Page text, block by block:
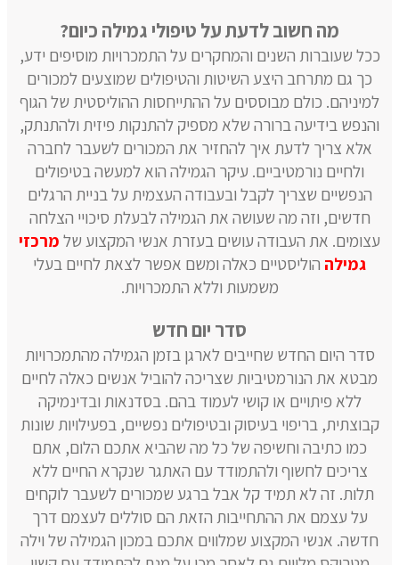
מה חשוב לדעת על טיפולי גמילה כיום?
ככל שעוברות השנים והמחקרים על התמכרויות מוסיפים ידע,
כך גם מתרחב היצע השיטות והטיפולים שמוצעים למכורים
למיניהם. כולם מבוססים על ההתייחסות ההוליסטית של הגוף
והנפש בידיעה ברורה שלא מספיק להתנקות פיזית ולהתנתק,
אלא צריך לדעת איך להחזיר את המכורים לשעבר לחברה
ולחיים נורמטיביים. עיקר הגמילה הוא למעשה בטיפולים
הנפשיים שצריך לקבל ובעבודה העצמית על בניית הרגלים
חדשים, וזה מה שעושה את הגמילה לבעלת סיכויי הצלחה
עצומים. את העבודה עושים בעזרת אנשי המקצוע של מרכזי
גמילה הוליסטיים כאלה ומשם אפשר לצאת לחיים בעלי
משמעות וללא התמכרויות.
סדר יום חדש
סדר היום החדש שחייבים לארגן בזמן הגמילה מהתמכרויות
מבטא את הנורמטיביות שצריכה להוביל אנשים כאלה לחיים
ללא פיתויים או קושי לעמוד בהם. בסדנאות ובדינמיקה
קבוצתית, בריפוי בעיסוק ובטיפולים נפשיים, בפעילויות שונות
כמו כתיבה וחשיפה של כל מה שהביא אתכם הלום, אתם
צריכים לחשוף ולהתמודד עם האתגר שנקרא החיים ללא
תלות. זה לא תמיד קל אבל ברגע שמכורים לשעבר לוקחים
על עצמם את ההתחייבות הזאת הם סוללים לעצמם דרך
חדשה. אנשי המקצוע שמלווים אתכם במכון הגמילה של וילה